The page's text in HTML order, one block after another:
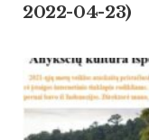
2022-04-23)